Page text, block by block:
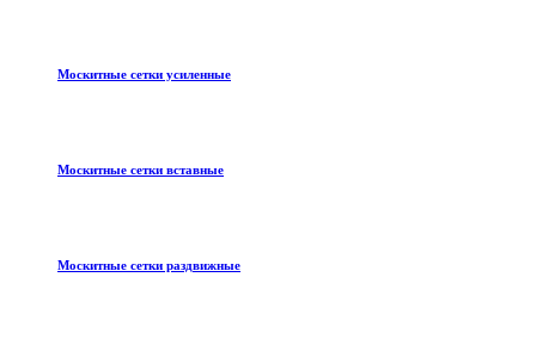
Москитные сетки усиленные
Москитные сетки вставные
Москитные сетки раздвижные